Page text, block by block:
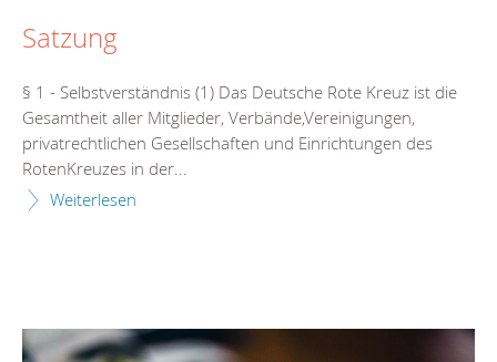
Satzung
§ 1 - Selbstverständnis (1) Das Deutsche Rote Kreuz ist die
Gesamtheit aller Mitglieder, Verbände,Vereinigungen,
privatrechtlichen Gesellschaften und Einrichtungen des
RotenKreuzes in der...
Weiterlesen